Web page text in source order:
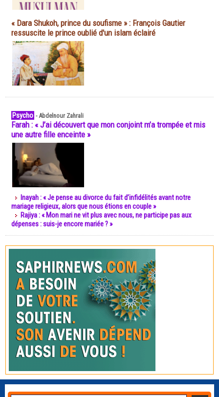
« Dara Shukoh, prince du soufisme » : François Gautier
ressuscite le prince oublié d'un islam éclairé
Psycho -Abdelnour Zahrali
Farah : « J’ai découvert que mon conjoint m’a trompée et mis
une autre fille enceinte »
Inayah : « Je pense au divorce du fait d’infidélités avant notre
mariage religieux, alors que nous étions en couple »
Rajiya : « Mon mari ne vit plus avec nous, ne participe pas aux
dépenses : suis-je encore mariée ? »